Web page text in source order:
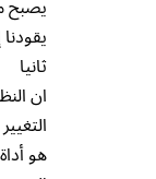
ثانيا
‏ان
هو